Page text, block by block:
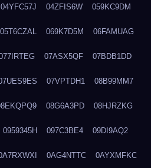
04YFC57J 04ZFIS6W 059KC9DM
05T6CZAL 069K7D5M 06FAMUAG
07ASX5QF 07BDB1DD
07VPTDH1 08B99MM7
08G6A3PD 08HJRZKG
0959345H 097C3BE4 09DI9AQ2
0AG4NTTC 0AYXMFKC